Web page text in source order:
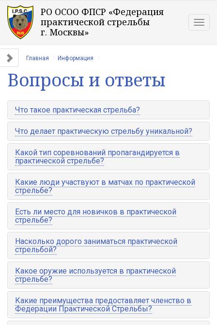
РО ОСОО ФПСР «Федерация
практической стрельбы
г. Москвы»
Главная Информация
Вопросы и ответы
Что такое практическая стрельба?
Что делает практическую стрельбу уникальной?
Какой тип соревнований пропагандируется в
практической стрельбе?
Какие люди участвуют в матчах по практической
стрельбе?
Есть ли место для новичков в практической
стрельбе?
Насколько дорого заниматься практической
стрельбой?
Какое оружие используется в практической
стрельбе?
Какие преимущества предоставляет членство в
Федерации Практической Стрельбы?